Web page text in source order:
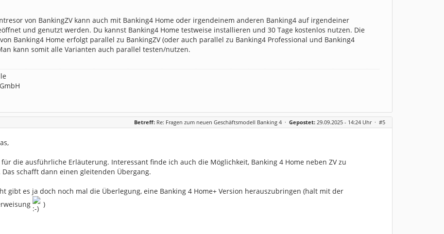
von BankingZV kann auch mit Banking4 Home oder irgendeinem anderen Banking4 auf irgendeiner
und genutzt werden. Du kannst Banking4 Home testweise installieren und 30 Tage kostenlos nutzen. Die
Banking4 Home erfolgt parallel zu BankingZV (oder auch parallel zu Banking4 Professional und Banking4
kann somit alle Varianten auch parallel testen/nutzen.
Betreff: Re: Fragen zum neuen Geschäftsmodell Banking 4 · Gepostet: 29.09.2025 - 14:24 Uhr · #5
die ausführliche Erläuterung. Interessant finde ich auch die Möglichkeit, Banking 4 Home neben ZV zu
schafft dann einen gleitenden Übergang.
gibt es ja doch noch mal die Überlegung, eine Banking 4 Home+ Version herauszubringen (halt mit der
)